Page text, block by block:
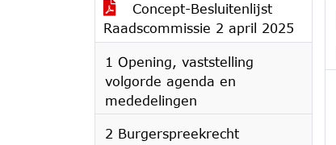
Concept-Besluitenlijst
Raadscommissie 2 april 2025
1 Opening, vaststelling
volgorde agenda en
mededelingen
2 Burgerspreekrecht